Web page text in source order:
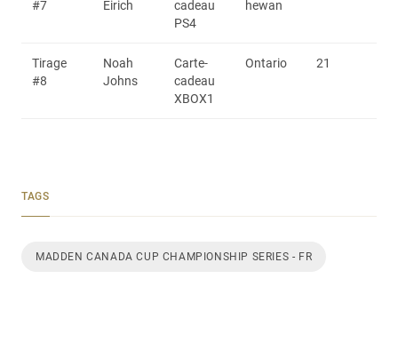
#7
Eirich
cadeau
PS4
hewan
Tirage
#8
Noah
Johns
Carte-
cadeau
XBOX1
Ontario 21
TAGS
MADDEN CANADA CUP CHAMPIONSHIP SERIES - FR